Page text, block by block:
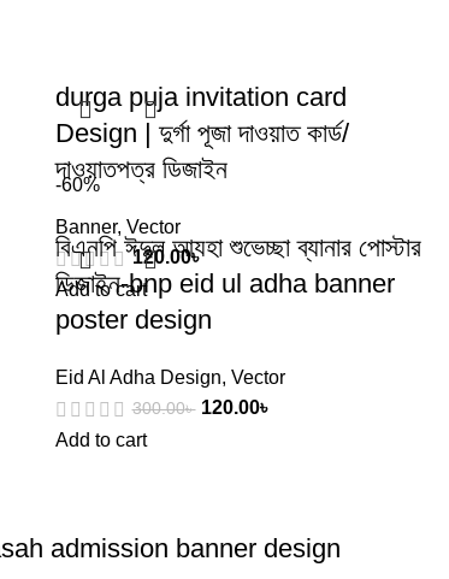
durga puja invitation card
Design | দুর্গা পূজা দাওয়াত কার্ড/
দাওয়াতপত্র ডিজাইন
Banner, Vector
120.00৳
Add to cart
-60%
বিএনপি ঈদুল আযহা শুভেচ্ছা ব্যানার পোস্টার
ডিজাইন-bnp eid ul adha banner
poster design
Eid Al Adha Design, Vector
300.00৳ 120.00৳
Add to cart
admission banner design